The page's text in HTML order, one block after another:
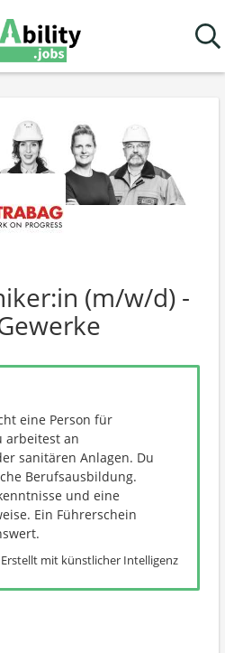
(m/w/d) -
eine Person für
arbeitest an
sanitären Anlagen. Du
Berufsausbildung.
und eine
Ein Führerschein
Erstellt mit künstlicher Intelligenz